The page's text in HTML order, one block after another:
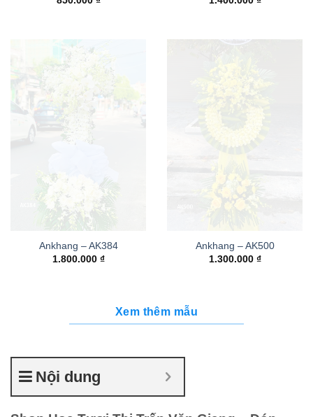
Ankhang – AK384
1.800.000 ₫
Ankhang – AK500
1.300.000 ₫
Xem thêm mẫu
Nội dung